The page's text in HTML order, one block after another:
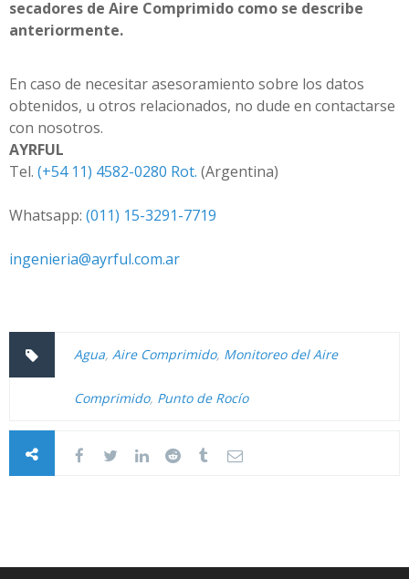
secadores de Aire Comprimido como se describe
anteriormente.
En caso de necesitar asesoramiento sobre los datos
obtenidos, u otros relacionados, no dude en contactarse
con nosotros.
AYRFUL
Tel. (+54 11) 4582-0280 Rot. (Argentina)
Whatsapp: (011) 15-3291-7719
ingenieria@ayrful.com.ar
Agua, Aire Comprimido, Monitoreo del Aire
Comprimido, Punto de Rocío